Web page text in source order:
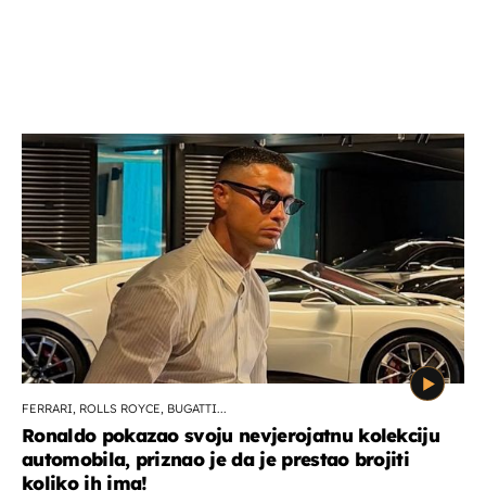
FERRARI, ROLLS ROYCE, BUGATTI...
Ronaldo pokazao svoju nevjerojatnu kolekciju
automobila, priznao je da je prestao brojiti
koliko ih ima!